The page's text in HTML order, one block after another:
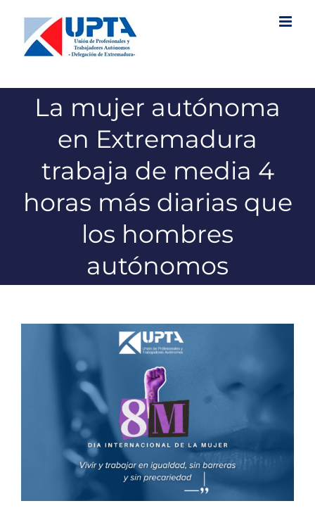
contenido
La mujer autónoma
en Extremadura
trabaja de media 4
horas más diarias que
los hombres
autónomos